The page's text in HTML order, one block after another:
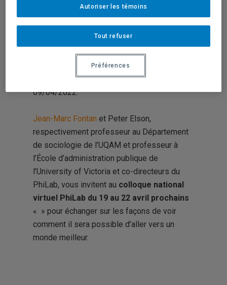
repositionnement des postures des acteurs
sociaux afin d’accroître leur capacité de
travailler ensemble pour un monde meilleur. »
Lire l’article completparu dans le Cahier
spécial Philanthropie dansLe Devoir
09/04/2022.
Jean-Marc Fontan et Peter Elson,
respectivement professeur au Département
de sociologie de l’UQAM et professeur à
l’École d’administration publique de
l’University of Victoria et co-directeurs du
PhiLab, vous invitent au colloque national
virtuel PhiLab du 19 au 22 avril prochains
« » pour échanger sur les façons de voir
comment il sera possible d’aller vers un
monde meilleur.
Tout refuser
Autoriser les témoins
Préférences